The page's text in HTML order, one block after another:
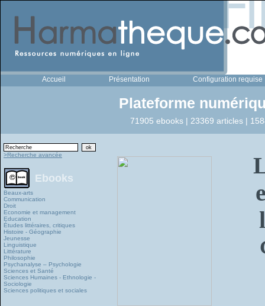
Accueil Présentation Configuration requise
Plateforme
71905 ebooks | 23369 articles |
>Recherche avancée
Ebooks
Beaux-arts
Communication
Droit
Economie et management
Education
Études littéraires, critiques
Histoire - Géographie
Jeunesse
Linguistique
Littérature
Philosophie
Psychanalyse – Psychologie
Sciences et Santé
Sciences Humaines - Ethnologie -
Sociologie
Sciences politiques et sociales